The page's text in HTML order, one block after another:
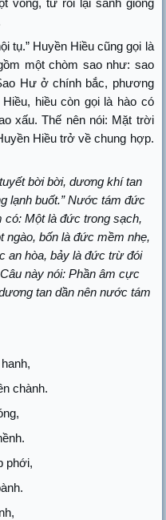
vòng, tử rồi lại sanh giống
tụ.” Huyền Hiều cũng gọi là
một chòm sao như: sao
Hư ở chính bắc, phương
hiều còn gọi là hào có
xấu. Thế nên nói: Mặt trời
Hiều trở về chung hợp.
bời bời, dương khí tan
lạnh buốt.” Nước tám đức
có: Một là đức trong sạch,
ngào, bốn là đức mềm nhẹ,
an hòa, bảy là đức trừ đói
này nói: Phần âm cực
tan dần nên nước tám
chành.
phới,